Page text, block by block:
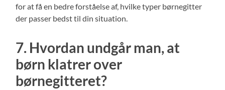
for at få en bedre forståelse af, hvilke typer børnegitter
der passer bedst til din situation.
7. Hvordan undgår man, at
børn klatrer over
børnegitteret?